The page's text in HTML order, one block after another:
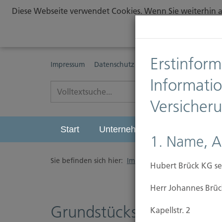
Diese Webseite verwendet Cookies. Wenn Sie
Impressum Datenschutz Erstinformationspflichten
Start Unternehmen
Sie befinden sich hier: Immobilien Versicherung
Grundstückshaftpflicht
1. Name,
Hubert Brück KG
Herr Johannes
Kapellstr. 2